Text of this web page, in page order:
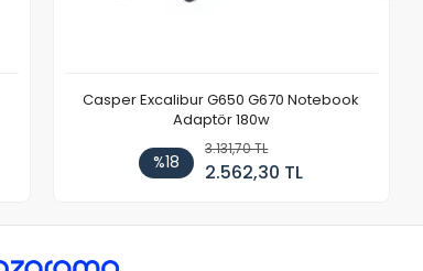
Casper Excalibur G650 G670 Notebook
Adaptör 180w
%18
3.131,70 TL
2.562,30 TL